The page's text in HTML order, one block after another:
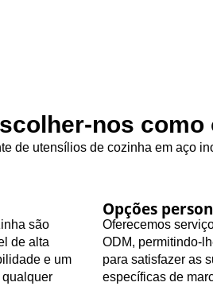
nos
de utensílios de cozinha em aço
são
de alta
e um
Opções
Oferecemos
ODM, permitindo-
para satisfazer as
específicas de